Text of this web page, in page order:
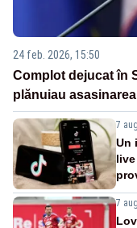
24 feb. 2026, 15:50
Complot dejucat în
plănuiau
7
Un
7